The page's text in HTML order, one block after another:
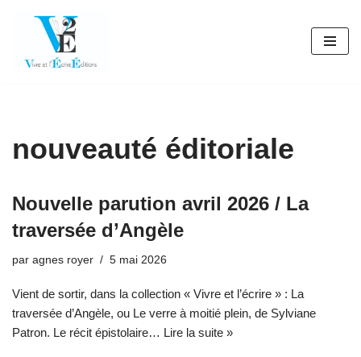
au
nouveauté éditoriale
Nouvelle parution avril 2026 / La
traversée d’Angèle
par agnes royer 5 mai 2026
Vient de sortir, dans la collection « Vivre et l’écrire » : La
traversée d’Angèle, ou Le verre à moitié plein, de Sylviane
Patron. Le récit épistolaire… Lire la suite »